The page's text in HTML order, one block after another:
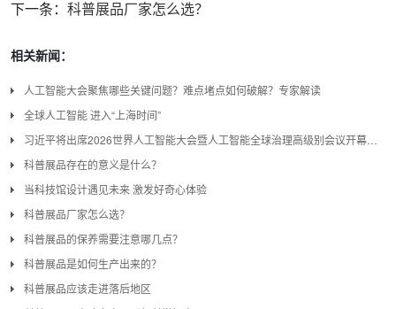
下一条： 科普展品厂家怎么选？
相关新闻：
人工智能大会聚焦哪些关键问题？难点堵点如何破解？专家解读
全球人工智能 进入“上海时间”
科普展品存在的意义是什么？
当科技馆设计遇见未来 激发好奇心体验
科普展品厂家怎么选？
科普展品的保养需要注意哪几点？
科普展品是如何生产出来的？
科普展品应该走进落后地区